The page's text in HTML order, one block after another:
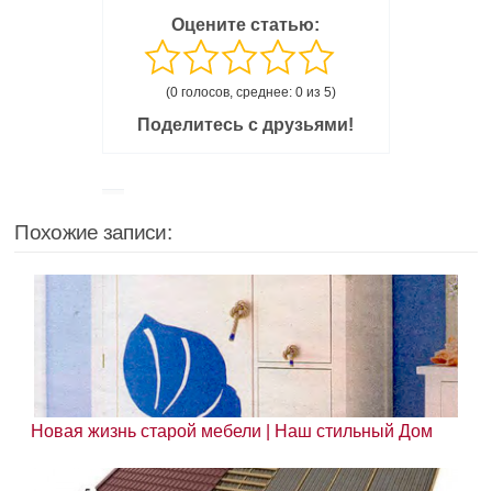
Оцените статью:
(0 голосов, среднее: 0 из 5)
Поделитесь с друзьями!
Похожие записи:
Новая жизнь старой мебели | Наш стильный Дом